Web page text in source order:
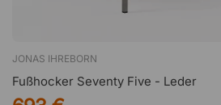
JONAS IHREBORN
Fußhocker Seventy Five - Leder